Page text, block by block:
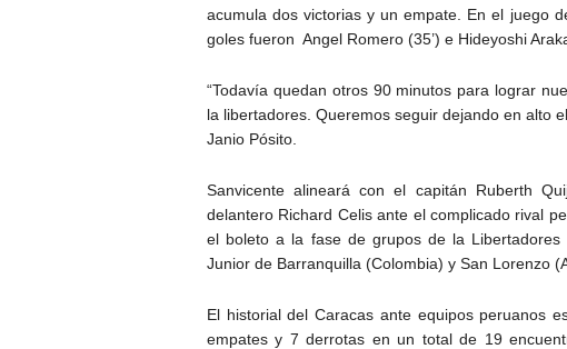
acumula dos victorias y un empate. En el juego
goles fueron Angel Romero (35’) e Hideyoshi
“Todavía quedan otros 90 minutos para lograr
la libertadores. Queremos seguir dejando en alto
Janio Pósito.
Sanvicente alineará con el capitán Ruberth
delantero Richard Celis ante el complicado rival
el boleto a la fase de grupos de la Libertadores
Junior de Barranquilla (Colombia) y San Lorenzo
El historial del Caracas ante equipos peruanos
empates y 7 derrotas en un total de 19